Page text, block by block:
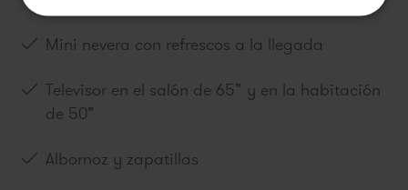
Mini nevera con refrescos a la llegada
Televisor en el salón de 65” y en la habitación
de 50”
Albornoz y zapatillas